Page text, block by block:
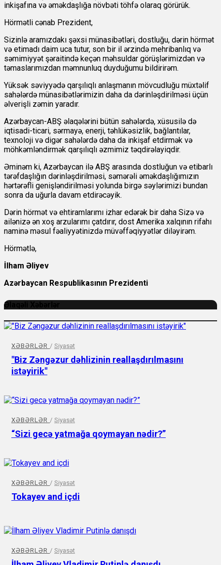
inkişafına və əməkdaşlığa növbəti töhfə olaraq görürük.
Hörmətli cənab Prezident,
Sizinlə aramızdakı şəxsi münasibətləri, dostluğu, dərin hörmət
və etimadı daim uca tutur, son bir il ərzində mehribanlıq və
səmimiyyət şəraitində keçən məhsuldar görüşlərimizdən və
təmaslarımızdan məmnunluq duyduğumu bildirirəm.
Yüksək səviyyədə qarşılıqlı anlaşmanın mövcudluğu müxtəlif
sahələrdə münasibətlərimizin daha da dərinləşdirilməsi üçün
əlverişli zəmin yaradır.
Azərbaycan-ABŞ əlaqələrini bütün sahələrdə, xüsusilə də
iqtisadi-ticari, sərmayə, enerji, təhlükəsizlik, bağlantılar,
texnoloji və digər sahələrdə daha da inkişaf etdirmək və
möhkəmləndirmək qarşılıqlı əzmimiz təqdirəlayiqdir.
Əminəm ki, Azərbaycan ilə ABŞ arasında dostluğun və etibarlı
tərəfdaşlığın dərinləşdirilməsi, səmərəli əməkdaşlığımızın
hərtərəfli genişləndirilməsi yolunda birgə səylərimizi bundan
sonra da uğurla davam etdirəcəyik.
Dərin hörmət və ehtiramlarımı izhar edərək bir daha Sizə və
ailənizə ən xoş arzularımı çatdırır, dost Amerika xalqının rifahı
naminə məsul fəaliyyətinizdə müvəffəqiyyətlər diləyirəm.
Hörmətlə,
İlham Əliyev
Azərbaycan Respublikasının Prezidenti
Əlaqəli Xəbərlər
XƏBƏRLƏR / Siyasət
"Biz Zəngəzur dəhlizinin reallaşdırılmasını
istəyirik"
XƏBƏRLƏR / Siyasət
“Sizi gecə yatmağa qoymayan nədir?”
XƏBƏRLƏR / Siyasət
Tokayev and içdi
XƏBƏRLƏR / Siyasət